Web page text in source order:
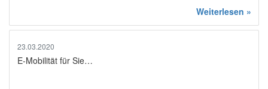
Weiterlesen »
23.03.2020
E-Mobilität für Sie…